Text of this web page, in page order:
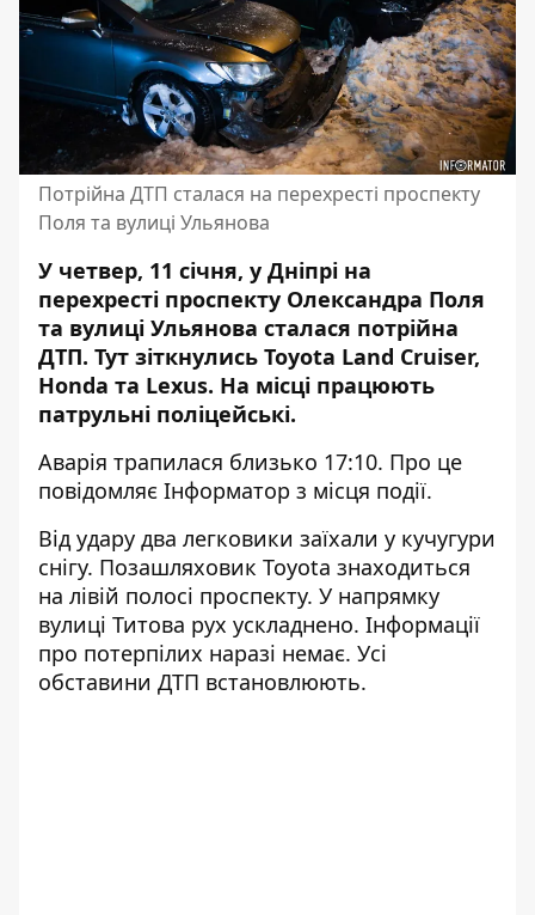
Потрійна ДТП сталася на перехресті проспекту
Поля та вулиці Ульянова
У четвер, 11 січня, у Дніпрі на
перехресті проспекту Олександра Поля
та вулиці Ульянова сталася потрійна
ДТП. Тут зіткнулись Toyota Land Cruiser,
Honda та Lexus. На місці працюють
патрульні поліцейські.
Аварія трапилася близько 17:10. Про це
повідомляє Інформатор з місця події.
Від удару два легковики заїхали у кучугури
снігу. Позашляховик Toyota знаходиться
на лівій полосі проспекту. У напрямку
вулиці Титова рух ускладнено. Інформації
про потерпілих наразі немає. Усі
обставини ДТП встановлюють.